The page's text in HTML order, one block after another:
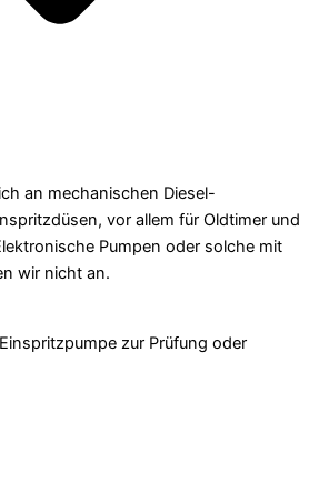
an mechanischen Diesel-
vor allem für Oldtimer und
Pumpen oder solche mit
wir nicht an.
zur Prüfung oder